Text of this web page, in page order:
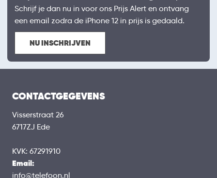
Schrijf je dan nu in voor ons Prijs Alert en ontvang
een email zodra de iPhone 12 in prijs is gedaald.
NU INSCHRIJVEN
CONTACTGEGEVENS
Visserstraat 26
6717ZJ Ede
KVK: 67291910
Email:
info@telefoon.nl